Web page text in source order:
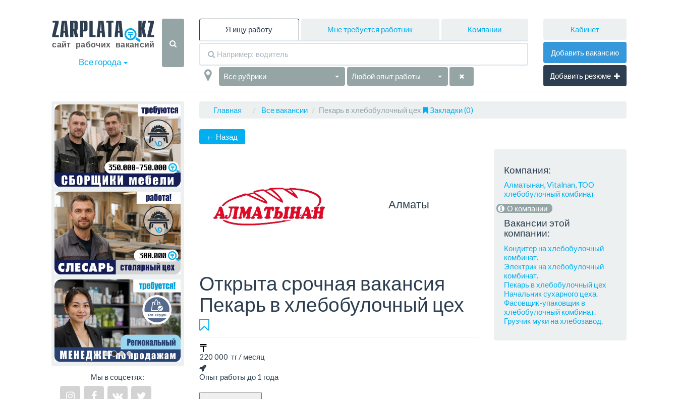
Все города
Я ищу работу Мне требуется работник Компании
Все рубрики Любой опыт работы
Кабинет
Добавить вакансию
Добавить резюме
Мы в соцсетях:
Главная Все вакансии Пекарь в хлебобулочный цех Закладки (0)
← Назад
Алматы
Открыта срочная вакансия
Пекарь в хлебобулочный цех
220 000 тг / месяц
Опыт работы до 1 года
Компания:
Алматынан, Vitalnan, ТОО
хлебобулочный комбинат
О компании
Вакансии этой
компании:
Кондитер на хлебобулочный
комбинат.
Электрик на хлебобулочный
комбинат.
Пекарь в хлебобулочный цех
Начальник сухарного цеха.
Фасовщик-упаковщик в
хлебобулочный комбинат.
Грузчик муки на хлебозавод.